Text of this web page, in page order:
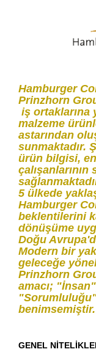
Hamburger
Prinzhorn
iş ortaklarına
malzeme
astarından
sunmaktadır.
ürün bilgisi,
5 ülkede
Hamburger
beklentilerini
dönüşüme
Doğu
Modern bir
geleceğe
Prinzhorn
amacı;
benimsemiştir.
GENEL